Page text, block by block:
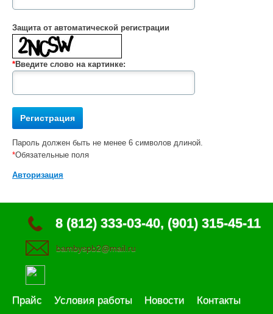
Защита от автоматической регистрации
*Введите слово на картинке:
Пароль должен быть не менее 6 символов длиной.
*Обязательные поля
Авторизация
8 (812) 333-03-40, (901) 315-45-11
bambyspb2@mail.ru
Прайс Условия работы Новости Контакты